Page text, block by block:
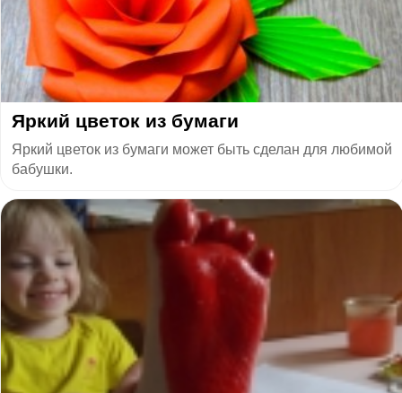
Яркий цветок из бумаги
Яркий цветок из бумаги может быть сделан для любимой
бабушки.